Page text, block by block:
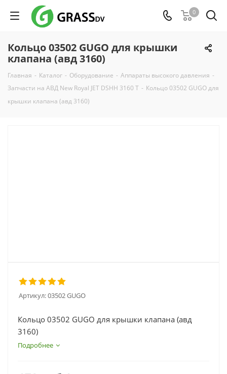
0
Кольцо 03502 GUGO для крышки
клапана (авд 3160)
Главная - Каталог - Оборудование - Аппараты высокого давления -
Запчасти на АВД New Royal JET DSHH 3160 Т - Кольцо 03502 GUGO для
крышки клапана (авд 3160)
Артикул:03502 GUGO
Кольцо 03502 GUGO для крышки клапана (авд
3160)
Подробнее